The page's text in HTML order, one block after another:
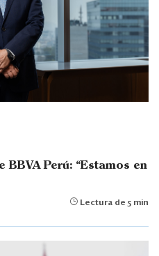
BBVA Perú: “Estamos en
Lectura de 5 min